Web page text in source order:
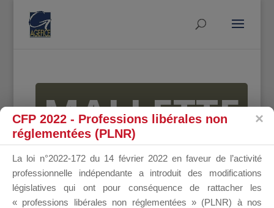
MALLETTE
DU
CFP 2022 - Professions libérales non
réglementées (PLNR)
La loi n°2022-172 du 14 février 2022 en faveur de l’activité
professionnelle indépendante a introduit des modifications
législatives qui ont pour conséquence de rattacher les
« professions libérales non réglementées » (PLNR) à nos